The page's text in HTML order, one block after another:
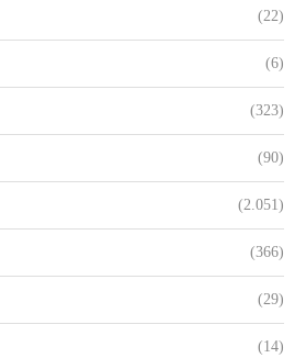
(22)
(6)
(323)
(90)
(2.051)
(366)
(29)
(14)